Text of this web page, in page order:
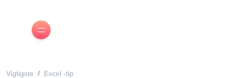
Vigtigste Excel -tip